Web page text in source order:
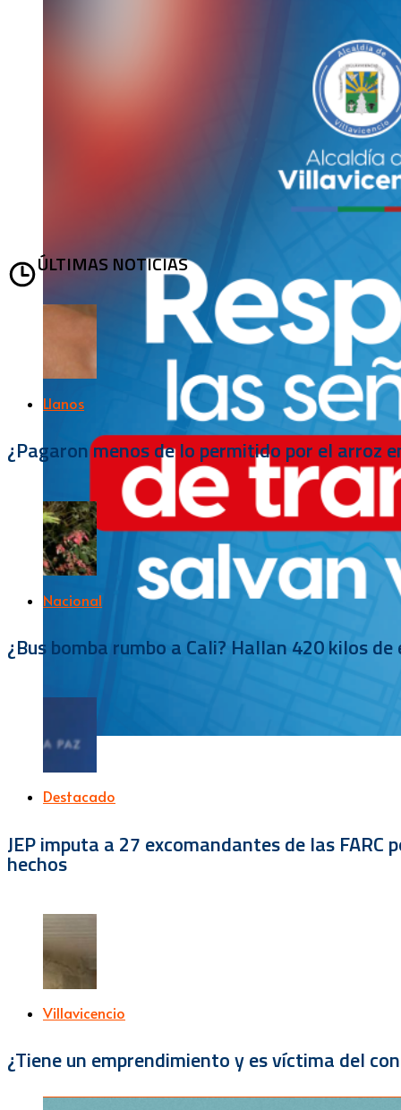
ÚLTIMAS NOTICIAS
Llanos
¿Pagaron menos de lo permitido por el arroz
Nacional
¿Bus bomba rumbo a Cali? Hallan 420 kilos
Destacado
JEP imputa a 27 excomandantes de las
hechos
Villavicencio
¿Tiene un emprendimiento y es víctima del